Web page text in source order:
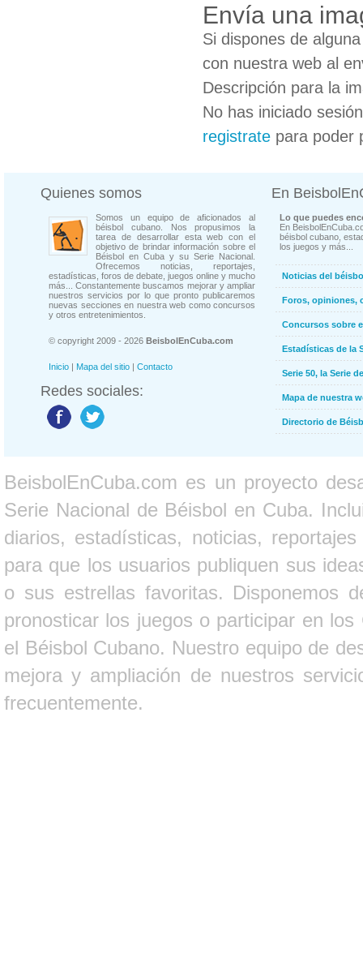
Envía una
Si dispones de
con nuestra web al
Descripción para la
No has iniciado
registrate para poder
Quienes somos
Somos un equipo de aficionados al
béisbol cubano. Nos propusimos la
tarea de desarrollar esta web con el
objetivo de brindar información sobre el
Béisbol en Cuba y su Serie Nacional.
Ofrecemos noticias, reportajes,
estadísticas, foros de debate, juegos online y mucho
más... Constantemente buscamos mejorar y ampliar
nuestros servicios por lo que pronto publicaremos
nuevas secciones en nuestra web como concursos
y otros entretenimientos.
© copyright 2009 - 2026 BeisbolEnCuba.com
Inicio | Mapa del sitio | Contacto
Redes sociales:
En
Lo que puedes
En
béisbol cubano,
los juegos y más...
Noticias del
Foros, opiniones,
Concursos sobre
Estadísticas de la
Serie 50, la Serie
Mapa de nuestra
Directorio de
BeisbolEnCuba.com es un proyecto
Serie Nacional de Béisbol en Cuba.
diarios, estadísticas, noticias,
para que los usuarios publiquen sus
o sus estrellas favoritas. Disponemos
pronosticar los juegos o participar en
el Béisbol Cubano. Nuestro equipo de
mejora y ampliación de nuestros
frecuentemente.